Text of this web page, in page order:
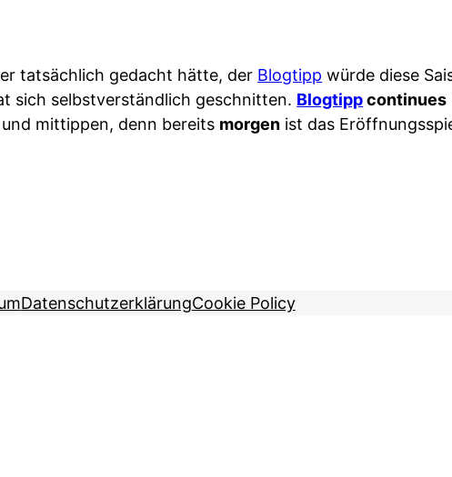
tatsächlich gedacht hätte, der Blogtipp würde diese
sich selbstverständlich geschnitten. Blogtippcontinues
mittippen, denn bereits morgen ist das
DatenschutzerklärungCookie Policy